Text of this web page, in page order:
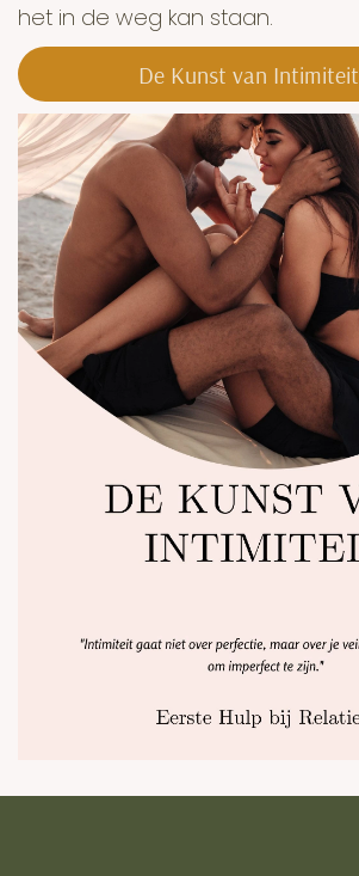
het in de weg kan staan.
De Kunst van Intimiteit